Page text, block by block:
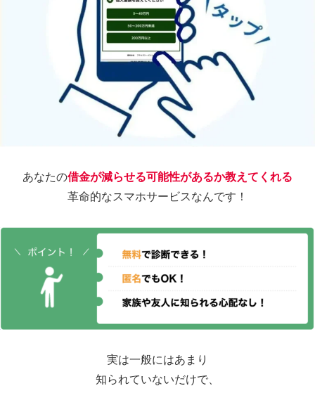
借金が減らせる可能性があるか教えてくれる
革命的なスマホサービスなんです！
実は一般にはあまり
知られていないだけで、
年間8万4706人も
利用している 借金救済制度！